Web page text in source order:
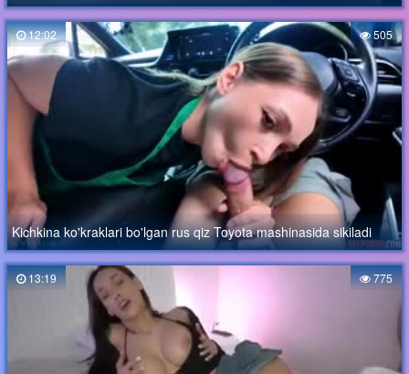
12:02 505
Kichkina ko'kraklari bo'lgan rus qiz Toyota mashinasida sikiladi
13:19 775